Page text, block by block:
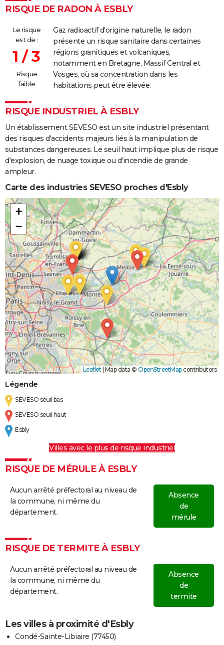
RISQUE DE RADON À ESBLY
Le risque
est de :
1 / 3
Risque
faible
Gaz radioactif d'origine naturelle, le radon
présente un risque sanitaire dans certaines
régions granitiques et volcaniques,
notamment en Bretagne, Massif Central et
Vosges, où sa concentration dans les
habitations peut être élevée.
RISQUE INDUSTRIEL À ESBLY
Un établissement SEVESO est un site industriel présentant
des risques d'accidents majeurs liés à la manipulation de
substances dangereuses. Le seuil haut implique plus de risque
d'explosion, de nuage toxique ou d'incendie de grande
ampleur.
Carte des industries SEVESO proches d'Esbly
+
−
Leaflet Map data © OpenStreetMapcontributors
Légende
SEVESO seuil bas
SEVESO seuil haut
Esbly
Villes avec le plus de risque industriel
RISQUE DE MÉRULE À ESBLY
Aucun arrêté préfectoral au niveau de
la commune, ni même du
département.
Absence
de
mérule
RISQUE DE TERMITE À ESBLY
Aucun arrêté préfectoral au niveau de
la commune, ni même du
département.
Absence
de
termite
Les villes à proximité d'Esbly
Condé-Sainte-Libiaire (77450)